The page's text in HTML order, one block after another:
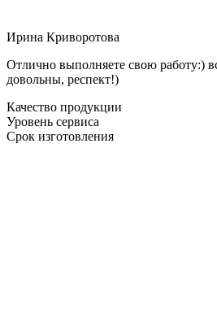
Ирина Криворотова
Отлично выполняете свою работу:)
довольны, респект!)
Качество продукции
Уровень сервиса
Срок изготовления